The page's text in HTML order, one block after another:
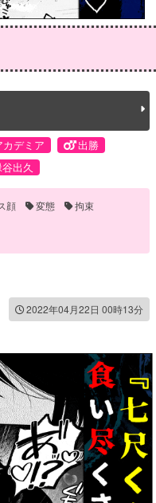
デミア
出勝
出久
顔 変態
拘束
2022年04月22日 00時13分